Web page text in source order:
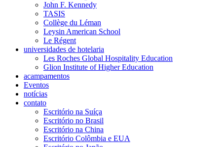
John F. Kennedy
TASIS
Collège du Léman
Leysin American School
Le Régent
universidades de hotelaria
Les Roches Global Hospitality Education
Glion Institute of Higher Education
acampamentos
Eventos
notícias
contato
Escritório na Suíça
Escritório no Brasil
Escritório na China
Escritório Colômbia e EUA